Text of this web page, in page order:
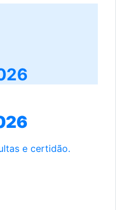
e certidão.